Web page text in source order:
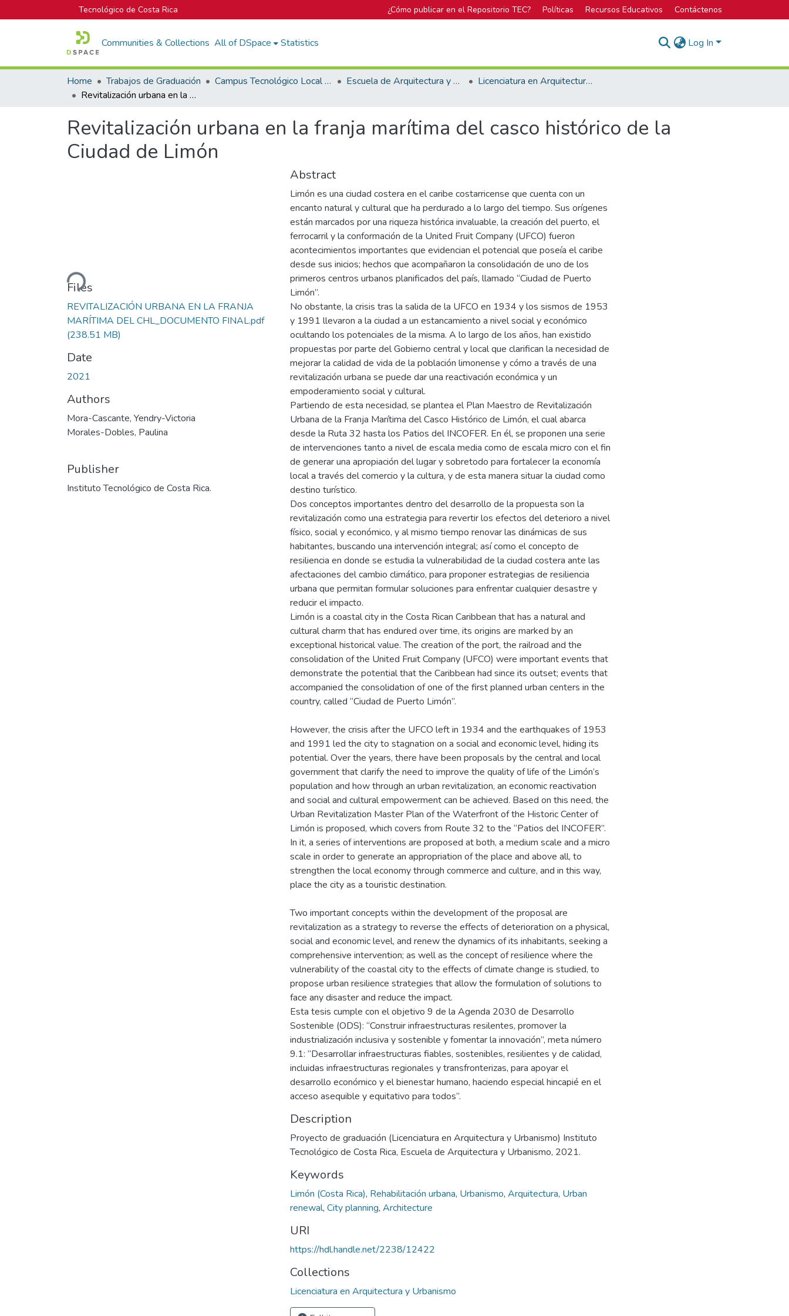
Tecnológico de Costa Rica ¿Cómo publicar en el Repositorio TEC? Políticas Recursos Educativos Contáctenos
Communities & Collections All of DSpace Statistics Log In
Home Trabajos de Graduación Campus Tecnológico Local San José Escuela de Arquitectura y Urbanismo
Licenciatura en Arquitectura y Urbanismo
Revitalización urbana en la franja marítima del casco histórico de la Ciudad de Limón
Revitalización urbana en la franja marítima del casco histórico de la
Ciudad de Limón
Loading...
Files
REVITALIZACIÓN URBANA EN LA FRANJA
MARÍTIMA DEL CHL_DOCUMENTO FINAL.pdf
(238.51 MB)
Date
2021
Authors
Mora-Cascante, Yendry-Victoria
Morales-Dobles, Paulina
Publisher
Instituto Tecnológico de Costa Rica.
Abstract
Limón es una ciudad costera en el caribe costarricense que cuenta con un
encanto natural y cultural que ha perdurado a lo largo del tiempo. Sus orígenes
están marcados por una riqueza histórica invaluable, la creación del puerto, el
ferrocarril y la conformación de la United Fruit Company (UFCO) fueron
acontecimientos importantes que evidencian el potencial que poseía el caribe
desde sus inicios; hechos que acompañaron la consolidación de uno de los
primeros centros urbanos planificados del país, llamado “Ciudad de Puerto
Limón”.
No obstante, la crisis tras la salida de la UFCO en 1934 y los sismos de 1953
y 1991 llevaron a la ciudad a un estancamiento a nivel social y económico
ocultando los potenciales de la misma. A lo largo de los años, han existido
propuestas por parte del Gobierno central y local que clarifican la necesidad de
mejorar la calidad de vida de la población limonense y cómo a través de una
revitalización urbana se puede dar una reactivación económica y un
empoderamiento social y cultural.
Partiendo de esta necesidad, se plantea el Plan Maestro de Revitalización
Urbana de la Franja Marítima del Casco Histórico de Limón, el cual abarca
desde la Ruta 32 hasta los Patios del INCOFER. En él, se proponen una serie
de intervenciones tanto a nivel de escala media como de escala micro con el fin
de generar una apropiación del lugar y sobretodo para fortalecer la economía
local a través del comercio y la cultura, y de esta manera situar la ciudad como
destino turístico.
Dos conceptos importantes dentro del desarrollo de la propuesta son la
revitalización como una estrategia para revertir los efectos del deterioro a nivel
físico, social y económico, y al mismo tiempo renovar las dinámicas de sus
habitantes, buscando una intervención integral; así como el concepto de
resiliencia en donde se estudia la vulnerabilidad de la ciudad costera ante las
afectaciones del cambio climático, para proponer estrategias de resiliencia
urbana que permitan formular soluciones para enfrentar cualquier desastre y
reducir el impacto.
Limón is a coastal city in the Costa Rican Caribbean that has a natural and
cultural charm that has endured over time, its origins are marked by an
exceptional historical value. The creation of the port, the railroad and the
consolidation of the United Fruit Company (UFCO) were important events that
demonstrate the potential that the Caribbean had since its outset; events that
accompanied the consolidation of one of the first planned urban centers in the
country, called “Ciudad de Puerto Limón”.
However, the crisis after the UFCO left in 1934 and the earthquakes of 1953
and 1991 led the city to stagnation on a social and economic level, hiding its
potential. Over the years, there have been proposals by the central and local
government that clarify the need to improve the quality of life of the Limón’s
population and how through an urban revitalization, an economic reactivation
and social and cultural empowerment can be achieved. Based on this need, the
Urban Revitalization Master Plan of the Waterfront of the Historic Center of
Limón is proposed, which covers from Route 32 to the “Patios del INCOFER”.
In it, a series of interventions are proposed at both, a medium scale and a micro
scale in order to generate an appropriation of the place and above all, to
strengthen the local economy through commerce and culture, and in this way,
place the city as a touristic destination.
Two important concepts within the development of the proposal are
revitalization as a strategy to reverse the effects of deterioration on a physical,
social and economic level, and renew the dynamics of its inhabitants, seeking a
comprehensive intervention; as well as the concept of resilience where the
vulnerability of the coastal city to the effects of climate change is studied, to
propose urban resilience strategies that allow the formulation of solutions to
face any disaster and reduce the impact.
Esta tesis cumple con el objetivo 9 de la Agenda 2030 de Desarrollo
Sostenible (ODS): “Construir infraestructuras resilentes, promover la
industrialización inclusiva y sostenible y fomentar la innovación”, meta número
9.1: “Desarrollar infraestructuras fiables, sostenibles, resilientes y de calidad,
incluidas infraestructuras regionales y transfronterizas, para apoyar el
desarrollo económico y el bienestar humano, haciendo especial hincapié en el
acceso asequible y equitativo para todos”.
Description
Proyecto de graduación (Licenciatura en Arquitectura y Urbanismo) Instituto
Tecnológico de Costa Rica, Escuela de Arquitectura y Urbanismo, 2021.
Keywords
Limón (Costa Rica), Rehabilitación urbana, Urbanismo, Arquitectura, Urban
renewal, City planning, Architecture
URI
https://hdl.handle.net/2238/12422
Collections
Licenciatura en Arquitectura y Urbanismo